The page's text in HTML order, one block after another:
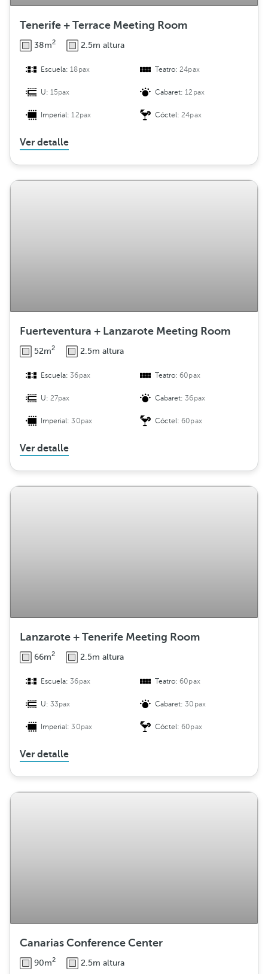
Tenerife + Terrace Meeting Room
38m2 2.5m altura
Escuela:18pax Teatro:24pax
U:15pax Cabaret:12pax
Imperial:12pax Cóctel:24pax
Ver detalle
Fuerteventura + Lanzarote Meeting Room
52m2 2.5m altura
Escuela:36pax Teatro:60pax
U:27pax Cabaret:36pax
Imperial:30pax Cóctel:60pax
Ver detalle
Lanzarote + Tenerife Meeting Room
66m2 2.5m altura
Escuela:36pax Teatro:60pax
U:33pax Cabaret:30pax
Imperial:30pax Cóctel:60pax
Ver detalle
Canarias Conference Center
90m2 2.5m altura